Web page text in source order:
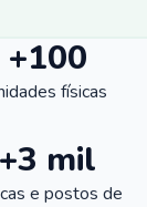
+100
físicas
+3 mil
e postos de